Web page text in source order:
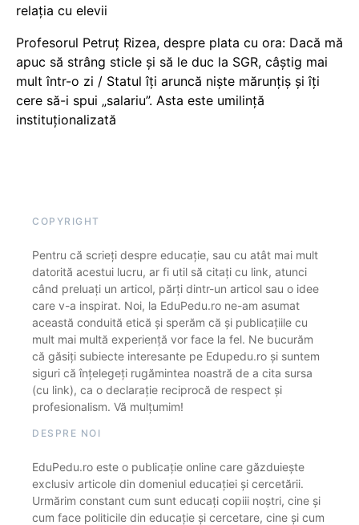
relația cu elevii
Profesorul Petruț Rizea, despre plata cu ora: Dacă mă
apuc să strâng sticle și să le duc la SGR, câștig mai
mult într-o zi / Statul îți aruncă niște mărunțiș și îți
cere să-i spui „salariu”. Asta este umilință
instituționalizată
COPYRIGHT
Pentru că scrieți despre educație, sau cu atât mai mult
datorită acestui lucru, ar fi util să citați cu link, atunci
când preluați un articol, părți dintr-un articol sau o idee
care v-a inspirat. Noi, la EduPedu.ro ne-am asumat
această conduită etică și sperăm că și publicațiile cu
mult mai multă experiență vor face la fel. Ne bucurăm
că găsiți subiecte interesante pe Edupedu.ro și suntem
siguri că înțelegeți rugămintea noastră de a cita sursa
(cu link), ca o declarație reciprocă de respect și
profesionalism. Vă mulțumim!
DESPRE NOI
EduPedu.ro este o publicație online care găzduiește
exclusiv articole din domeniul educației și cercetării.
Urmărim constant cum sunt educați copiii noștri, cine și
cum face politicile din educație și cercetare, cine și cum